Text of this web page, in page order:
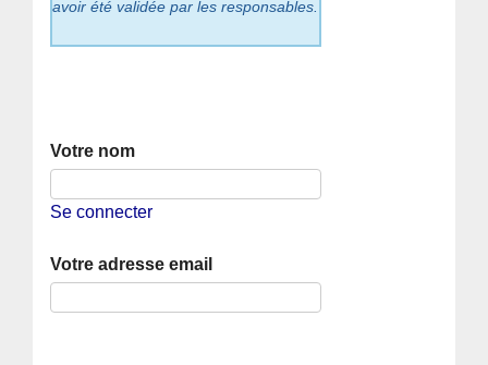
avoir été validée par les responsables.
Votre nom
Se connecter
Votre adresse email